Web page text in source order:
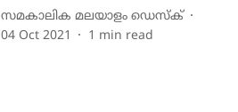
സമകാലിക മലയാളം ഡെസ്ക്
04 Oct 2021
1 min read